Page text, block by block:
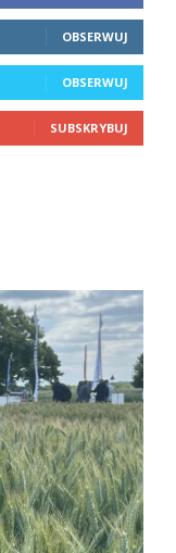
OBSERWUJ
OBSERWUJ
SUBSKRYBUJ